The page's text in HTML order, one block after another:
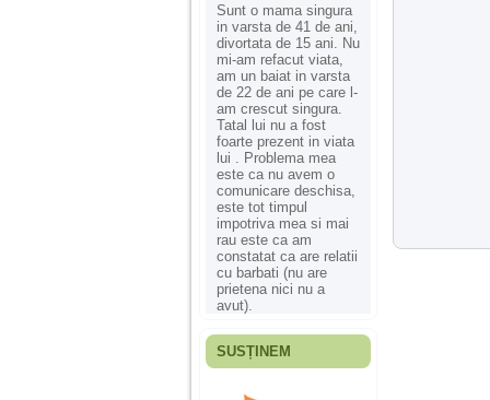
Sunt o mama singura
in varsta de 41 de ani,
divortata de 15 ani. Nu
mi-am refacut viata,
am un baiat in varsta
de 22 de ani pe care l-
am crescut singura.
Tatal lui nu a fost
foarte prezent in viata
lui . Problema mea
este ca nu avem o
comunicare deschisa,
este tot timpul
impotriva mea si mai
rau este ca am
constatat ca are relatii
cu barbati (nu are
prietena nici nu a
avut).
Fiica mea s-a nascut
SUSȚINEM